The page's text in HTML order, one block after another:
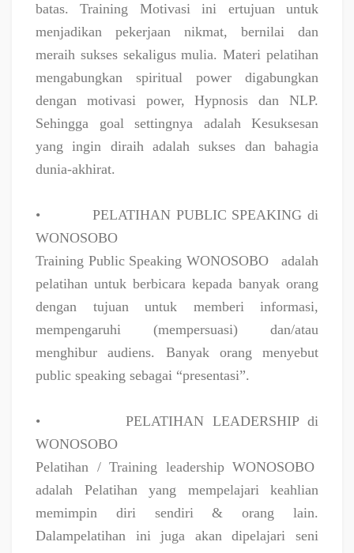
batas. Training Motivasi ini ertujuan untuk
menjadikan pekerjaan nikmat, bernilai dan
meraih sukses sekaligus mulia. Materi pelatihan
mengabungkan spiritual power digabungkan
dengan motivasi power, Hypnosis dan NLP.
Sehingga goal settingnya adalah Kesuksesan
yang ingin diraih adalah sukses dan bahagia
dunia-akhirat.
•
PELATIHAN PUBLIC SPEAKING di
WONOSOBO
Training Public Speaking WONOSOBO
adalah
pelatihan untuk berbicara kepada banyak orang
dengan tujuan untuk memberi informasi,
mempengaruhi (mempersuasi) dan/atau
menghibur audiens. Banyak orang menyebut
public speaking sebagai “presentasi”.
•
PELATIHAN LEADERSHIP di
WONOSOBO
Pelatihan / Training leadership WONOSOBO
adalah Pelatihan yang mempelajari keahlian
memimpin diri sendiri & orang lain.
Dalampelatihan ini juga akan dipelajari seni